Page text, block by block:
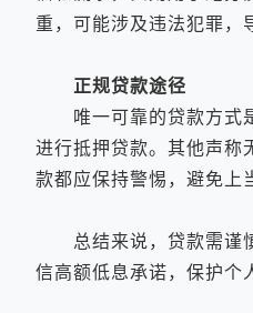
重，可能涉及违法犯罪，
正规贷款途径
唯一可靠的贷款方式
进行抵押贷款。其他声称
款都应保持警惕，避免上
总结来说，贷款需谨
信高额低息承诺，保护个